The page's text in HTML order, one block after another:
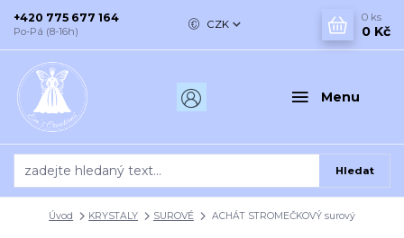
Menu
CZK
Hledat
+420 775 677 164
Po-Pá (8-16h)
0 ks
0 Kč
Úvod KRYSTALY SUROVÉ ACHÁT STROMEČKOVÝ surový